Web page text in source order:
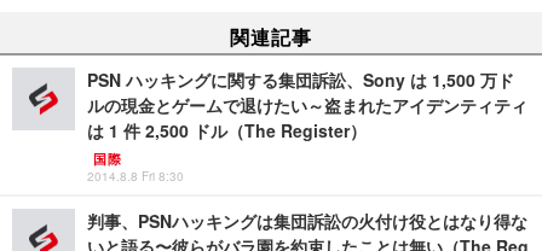
関連記事
PSN ハッキングに関する集団訴訟、Sony は 1,500 万ド
ルの現金とゲームで退けたい～盗まれたアイデンティティ
は 1 件 2,500 ドル（The Register）
国際
2014.8.8 Fri 8:30
判事、PSNハッキングは集団訴訟の火付け役とはなり得な
いと語る〜彼らがバラ園を約束したことは無い（The Reg